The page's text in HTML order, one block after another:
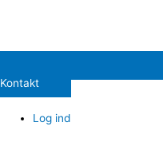
Kontakt
Log ind